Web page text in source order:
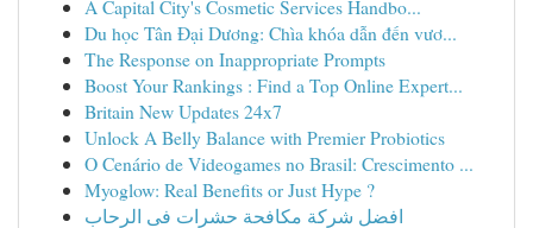
A Capital City's Cosmetic Services Handbo...
Du học Tân Đại Dương: Chìa khóa dẫn đến vươ...
The Response on Inappropriate Prompts
Boost Your Rankings : Find a Top Online Expert...
Britain New Updates 24x7
Unlock A Belly Balance with Premier Probiotics
O Cenário de Videogames no Brasil: Crescimento ...
Myoglow: Real Benefits or Just Hype ?
افضل شركة مكافحة حشرات فى الرحاب